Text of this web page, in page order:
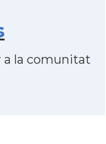
a la comunitat